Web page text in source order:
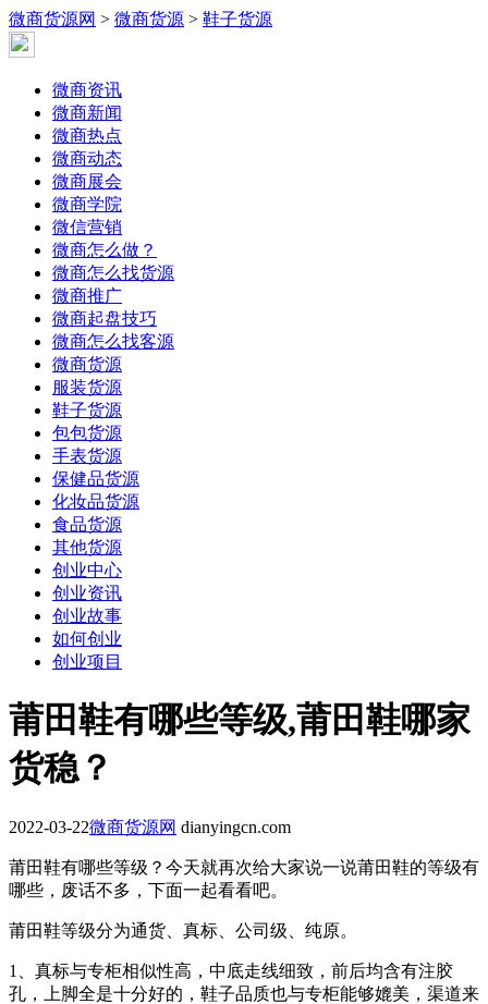
微商货源网 > 微商货源 > 鞋子货源
微商资讯
微商新闻
微商热点
微商动态
微商展会
微商学院
微信营销
微商怎么做？
微商怎么找货源
微商推广
微商起盘技巧
微商怎么找客源
微商货源
服装货源
鞋子货源
包包货源
手表货源
保健品货源
化妆品货源
食品货源
其他货源
创业中心
创业资讯
创业故事
如何创业
创业项目
莆田鞋有哪些等级,莆田鞋哪家
货稳？
2022-03-22微商货源网 dianyingcn.com
莆田鞋有哪些等级？今天就再次给大家说一说莆田鞋的等级有
哪些，废话不多，下面一起看看吧。
莆田鞋等级分为通货、真标、公司级、纯原。
1、真标与专柜相似性高，中底走线细致，前后均含有注胶
孔，上脚全是十分好的，鞋子品质也与专柜能够媲美，渠道来